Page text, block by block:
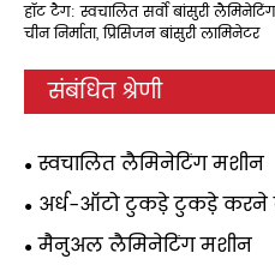
हॉट टैग: स्वचालित सर्वो बांसुरी
चीन निर्माता, प्रिसिजन बांसुरी लामिनेटर
संबंधित श्रेणी
स्वचालित लैमिनेटिंग मशीन
अर्ध-ऑटो टुकड़े टुकड़े करने
मैनुअल लैमिनेटिंग मशीन